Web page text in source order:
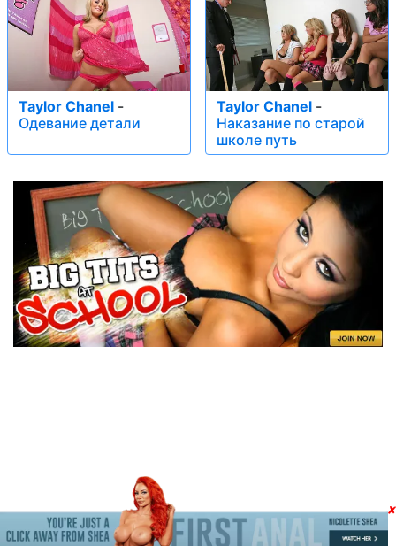
Taylor Chanel -
Одевание детали
Taylor Chanel -
Наказание по старой
школе путь